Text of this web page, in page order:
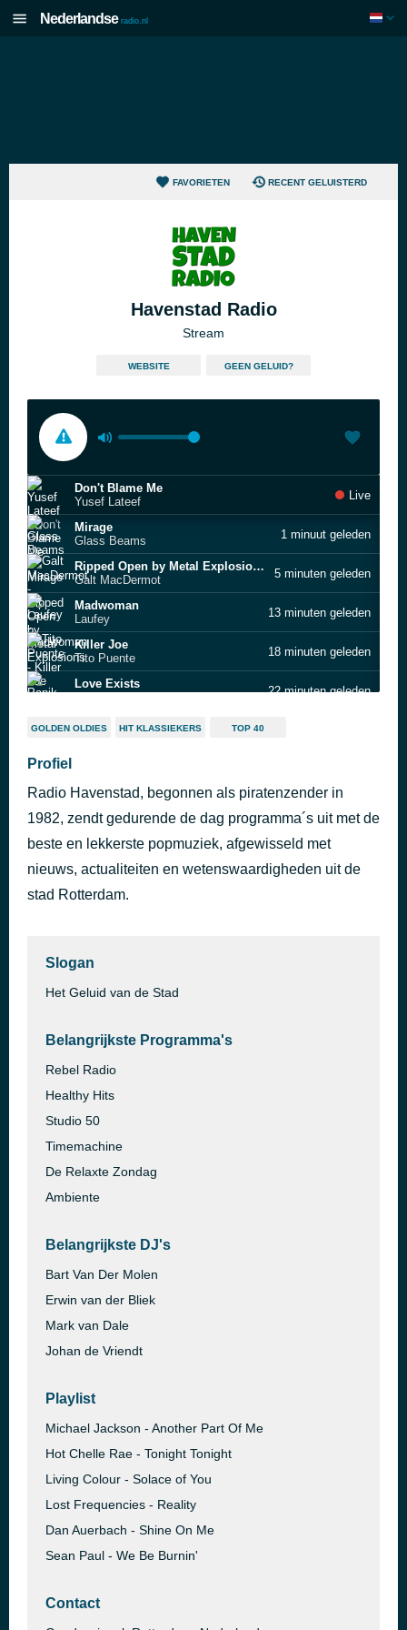
Nederlandse radio.nl
FAVORIETEN RECENT GELUISTERD
Havenstad Radio
Stream
WEBSITE GEEN GELUID?
Don't Blame Me
Yusef Lateef
Live
Mirage
Glass Beams
1 minuut geleden
Ripped Open by Metal Explosions
Galt MacDermot
5 minuten geleden
Madwoman
Laufey
13 minuten geleden
Killer Joe
Tito Puente
18 minuten geleden
Love Exists
22 minuten geleden
She's on Fire
Lead the Way
Lizz Wright
El condor pasa
Fausto Papetti
43 minuten geleden
GOLDEN OLDIES HIT KLASSIEKERS TOP 40
Profiel
Radio Havenstad, begonnen als piratenzender in
1982, zendt gedurende de dag programma´s uit met de
beste en lekkerste popmuziek, afgewisseld met
nieuws, actualiteiten en wetenswaardigheden uit de
stad Rotterdam.
Slogan
Het Geluid van de Stad
Belangrijkste Programma's
Rebel Radio
Healthy Hits
Studio 50
Timemachine
De Relaxte Zondag
Ambiente
Belangrijkste DJ's
Bart Van Der Molen
Erwin van der Bliek
Mark van Dale
Johan de Vriendt
Playlist
Michael Jackson - Another Part Of Me
Hot Chelle Rae - Tonight Tonight
Living Colour - Solace of You
Lost Frequencies - Reality
Dan Auerbach - Shine On Me
Sean Paul - We Be Burnin'
Contact